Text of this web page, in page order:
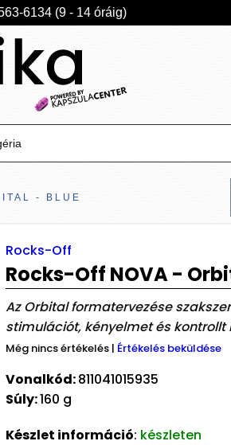
6134 (9 - 14 óráig)
- BLUE
Rocks-Off
Rocks-Off NOVA -
Az Orbital formatervezése
stimulációt, kényelmet és kontrollt
Még nincs értékelés | Értékelés beküldése
Vonalkód:811041015935
Súly:160 g
Készlet információ: készleten